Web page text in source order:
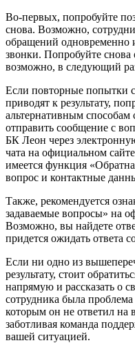
Во-первых, попробуйте
снова. Возможно,
обращений одновременно
звонки. Попробуйте снова
возможно, в следующий
Если повторные попытки
приводят к результату,
альтернативным
отправить сообщение с
БК Леон через
чата на официальном
имеется функция
вопрос и контактные
Также, рекомендуется
задаваемые вопросы» на
Возможно, вы найдете
придется ожидать ответа
Если ни одно из
результату, стоит
напрямую и рассказать о
сотрудника была
которым он не ответил на
заботливая команда
вашей ситуацией.